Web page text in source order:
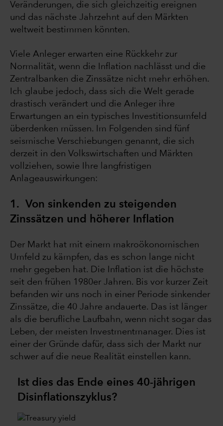
Veränderungen, die sich gleichzeitig ereignen
und das nächste Jahrzehnt auf den Märkten
weltweit bestimmen könnten.
Viele Anleger erwarten eine Rückkehr zur
Normalität, wenn die Inflation nachlässt und die
Zentralbanken die Zinssätze nicht mehr erhöhen.
Ich glaube jedoch, dass sich die Welt gerade
drastisch verändert und die Anleger ihre
Erwartungen an ein typisches Investitionsumfeld
überdenken müssen. Im Folgenden sind fünf
seismische Verschiebungen genannt, die sich
derzeit in den Volkswirtschaften und Märkten
vollziehen, sowie Ihre langfristigen
Anlageauswirkungen:
1. Von sinkenden zu steigenden
Zinssätzen und höherer Inflation
Der Markt hat mit einem makroökonomischen
Umfeld zu kämpfen, das es schon lange nicht
mehr gegeben hat. Die Inflation ist die höchste
seit den frühen 1980er Jahren. Bis vor kurzer Zeit
befanden wir uns noch in einer Periode sinkender
Zinssätze, die 40 Jahre andauerte. Das ist länger
als die berufliche Laufbahn, wenn nicht sogar das
Leben, der meisten Investmentmanager. Dies ist
einer der Gründe dafür, dass sich der Markt nur
schwer auf die neue Realität einstellen kann.
Ist dies das Ende eines 40-jährigen
Disinflationszyklus?